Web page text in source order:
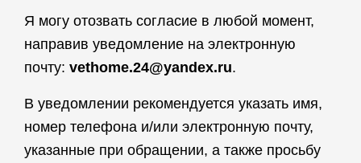
Я могу отозвать согласие в любой момент,
направив уведомление на электронную
почту: vethome.24@yandex.ru.
В уведомлении рекомендуется указать имя,
номер телефона и/или электронную почту,
указанные при обращении, а также просьбу